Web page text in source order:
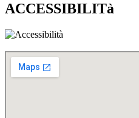
ACCESSIBILITà